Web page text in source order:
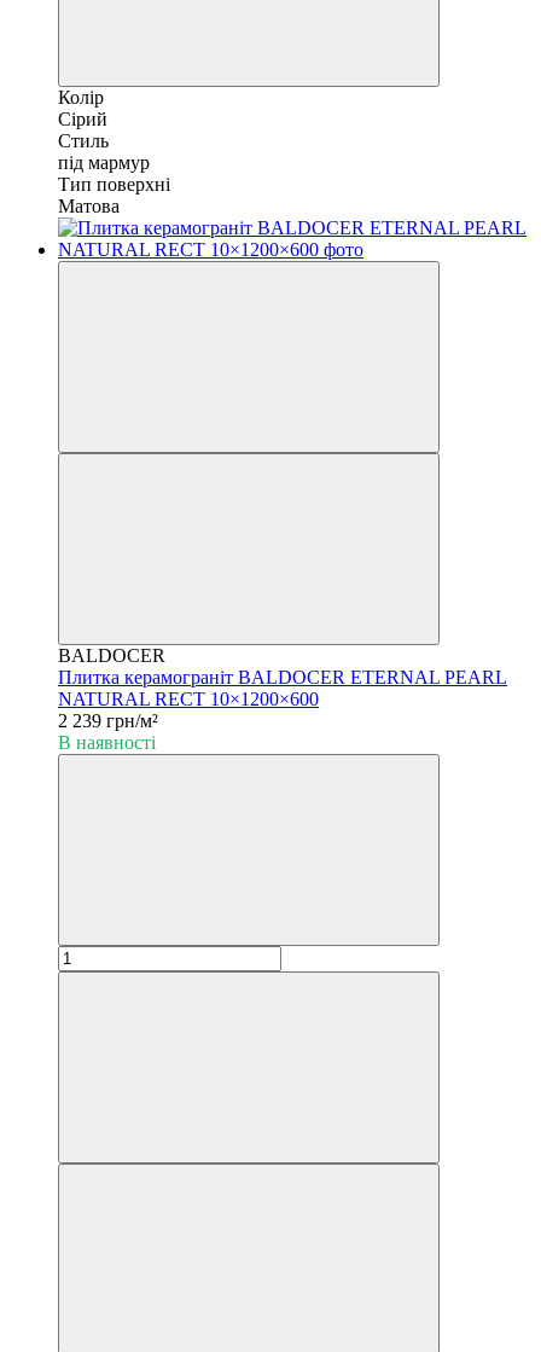
Колір
Сірий
Стиль
під мармур
Тип поверхні
Матова
BALDOCER
Плитка керамограніт BALDOCER ETERNAL PEARL
NATURAL RECT 10×1200×600
2 239 грн/м²
В наявності